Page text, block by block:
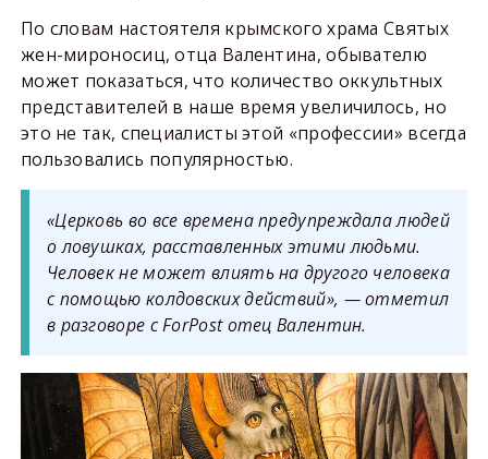
По словам настоятеля крымского храма Святых
жен-мироносиц, отца Валентина, обывателю
может показаться, что количество оккультных
представителей в наше время увеличилось, но
это не так, специалисты этой «профессии» всегда
пользовались популярностью.
«Церковь во все времена предупреждала людей
о ловушках, расставленных этими людьми.
Человек не может влиять на другого человека
с помощью колдовских действий», — отметил
в разговоре с ForPost отец Валентин.